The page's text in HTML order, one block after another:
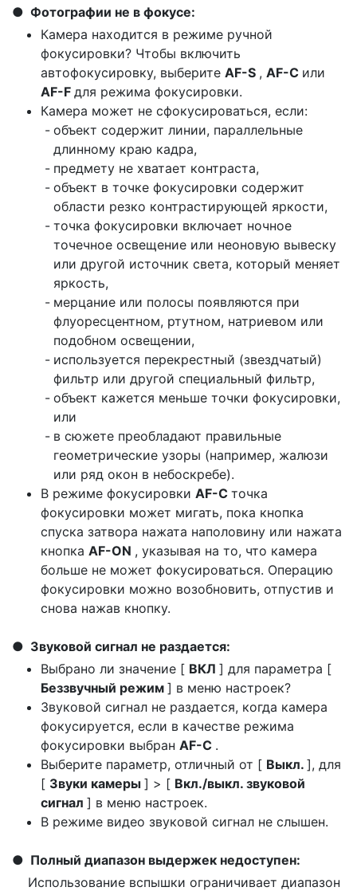
Фотографии не в фокусе:
Камера находится в режиме ручной
фокусировки? Чтобы включить
автофокусировку, выберите AF-S , AF-C или
AF-F для режима фокусировки.
Камера может не сфокусироваться, если:
объект содержит линии, параллельные
длинному краю кадра,
предмету не хватает контраста,
объект в точке фокусировки содержит
области резко контрастирующей яркости,
точка фокусировки включает ночное
точечное освещение или неоновую вывеску
или другой источник света, который меняет
яркость,
мерцание или полосы появляются при
флуоресцентном, ртутном, натриевом или
подобном освещении,
используется перекрестный (звездчатый)
фильтр или другой специальный фильтр,
объект кажется меньше точки фокусировки,
или
в сюжете преобладают правильные
геометрические узоры (например, жалюзи
или ряд окон в небоскребе).
В режиме фокусировки AF-C точка
фокусировки может мигать, пока кнопка
спуска затвора нажата наполовину или нажата
кнопка AF-ON , указывая на то, что камера
больше не может фокусироваться. Операцию
фокусировки можно возобновить, отпустив и
снова нажав кнопку.
Звуковой сигнал не раздается:
Выбрано ли значение [ ВКЛ ] для параметра [
Беззвучный режим ] в меню настроек?
Звуковой сигнал не раздается, когда камера
фокусируется, если в качестве режима
фокусировки выбран AF-C .
Выберите параметр, отличный от [ Выкл. ], для
[ Звуки камеры ] > [ Вкл./выкл. звуковой
сигнал ] в меню настроек.
В режиме видео звуковой сигнал не слышен.
Полный диапазон выдержек недоступен:
Использование вспышки ограничивает диапазон